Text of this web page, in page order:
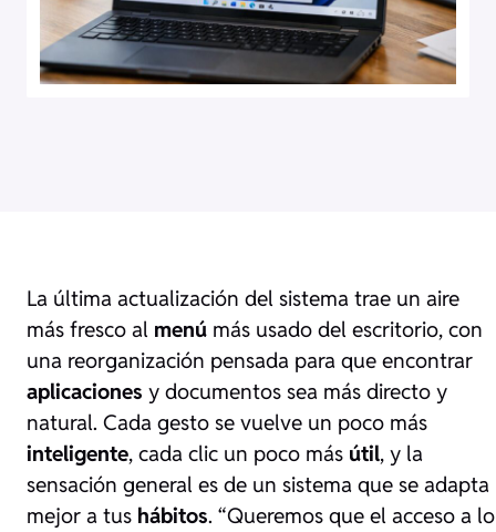
La última actualización del sistema trae un aire
más fresco al menú más usado del escritorio, con
una reorganización pensada para que encontrar
aplicaciones y documentos sea más directo y
natural. Cada gesto se vuelve un poco más
inteligente, cada clic un poco más útil, y la
sensación general es de un sistema que se adapta
mejor a tus hábitos. “Queremos que el acceso a lo